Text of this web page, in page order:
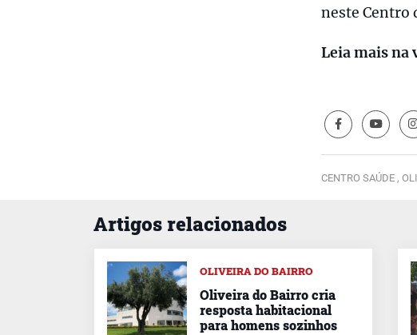
neste Centro
Leia mais na
CENTRO SAÚDE ,
Artigos relacionados
OLIVEIRA DO BAIRRO
Oliveira do Bairro cria
resposta habitacional
para homens sozinhos